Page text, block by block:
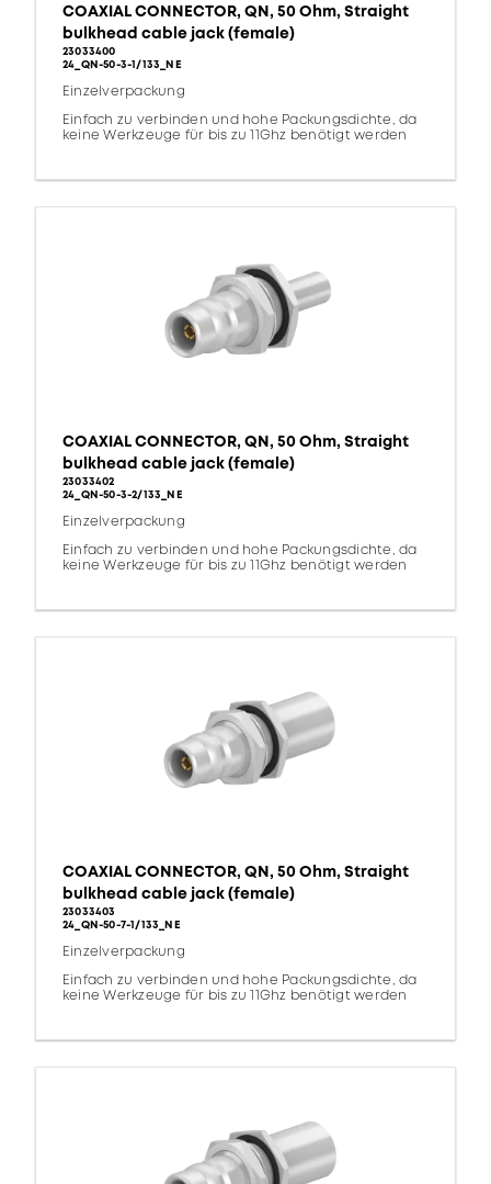
COAXIAL CONNECTOR, QN, 50 Ohm, Straight
bulkhead cable jack (female)
23033400
24_QN-50-3-1/133_NE
Einzelverpackung
Einfach zu verbinden und hohe Packungsdichte, da
keine Werkzeuge für bis zu 11Ghz benötigt werden
COAXIAL CONNECTOR, QN, 50 Ohm, Straight
bulkhead cable jack (female)
23033402
24_QN-50-3-2/133_NE
Einzelverpackung
Einfach zu verbinden und hohe Packungsdichte, da
keine Werkzeuge für bis zu 11Ghz benötigt werden
COAXIAL CONNECTOR, QN, 50 Ohm, Straight
bulkhead cable jack (female)
23033403
24_QN-50-7-1/133_NE
Einzelverpackung
Einfach zu verbinden und hohe Packungsdichte, da
keine Werkzeuge für bis zu 11Ghz benötigt werden